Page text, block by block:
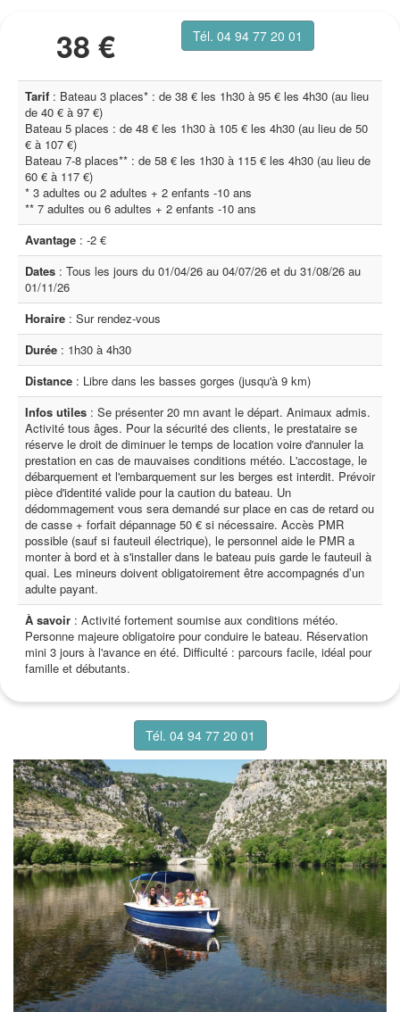
38 € Tél. 04 94 77 20 01
Tarif : Bateau 3 places* : de 38 € les 1h30 à 95 € les 4h30 (au lieu
de 40 € à 97 €)
Bateau 5 places : de 48 € les 1h30 à 105 € les 4h30 (au lieu de 50
€ à 107 €)
Bateau 7-8 places** : de 58 € les 1h30 à 115 € les 4h30 (au lieu de
60 € à 117 €)
* 3 adultes ou 2 adultes + 2 enfants -10 ans
** 7 adultes ou 6 adultes + 2 enfants -10 ans
Avantage : -2 €
Dates : Tous les jours du 01/04/26 au 04/07/26 et du 31/08/26 au
01/11/26
Horaire : Sur rendez-vous
Durée : 1h30 à 4h30
Distance : Libre dans les basses gorges (jusqu'à 9 km)
Infos utiles : Se présenter 20 mn avant le départ. Animaux admis.
Activité tous âges. Pour la sécurité des clients, le prestataire se
réserve le droit de diminuer le temps de location voire d'annuler la
prestation en cas de mauvaises conditions météo. L'accostage, le
débarquement et l'embarquement sur les berges est interdit. Prévoir
pièce d'identité valide pour la caution du bateau. Un
dédommagement vous sera demandé sur place en cas de retard ou
de casse + forfait dépannage 50 € si nécessaire. Accès PMR
possible (sauf si fauteuil électrique), le personnel aide le PMR a
monter à bord et à s'installer dans le bateau puis garde le fauteuil à
quai. Les mineurs doivent obligatoirement être accompagnés d’un
adulte payant.
À savoir : Activité fortement soumise aux conditions météo.
Personne majeure obligatoire pour conduire le bateau. Réservation
mini 3 jours à l'avance en été. Difficulté : parcours facile, idéal pour
famille et débutants.
Tél. 04 94 77 20 01